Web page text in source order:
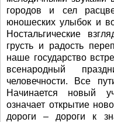
городов и сел
юношеских улыбок и
Ностальгические
грусть и радость
наше государство
всенародный
человечности. Все
Начинается новый
означает открытие
дороги – дороги к